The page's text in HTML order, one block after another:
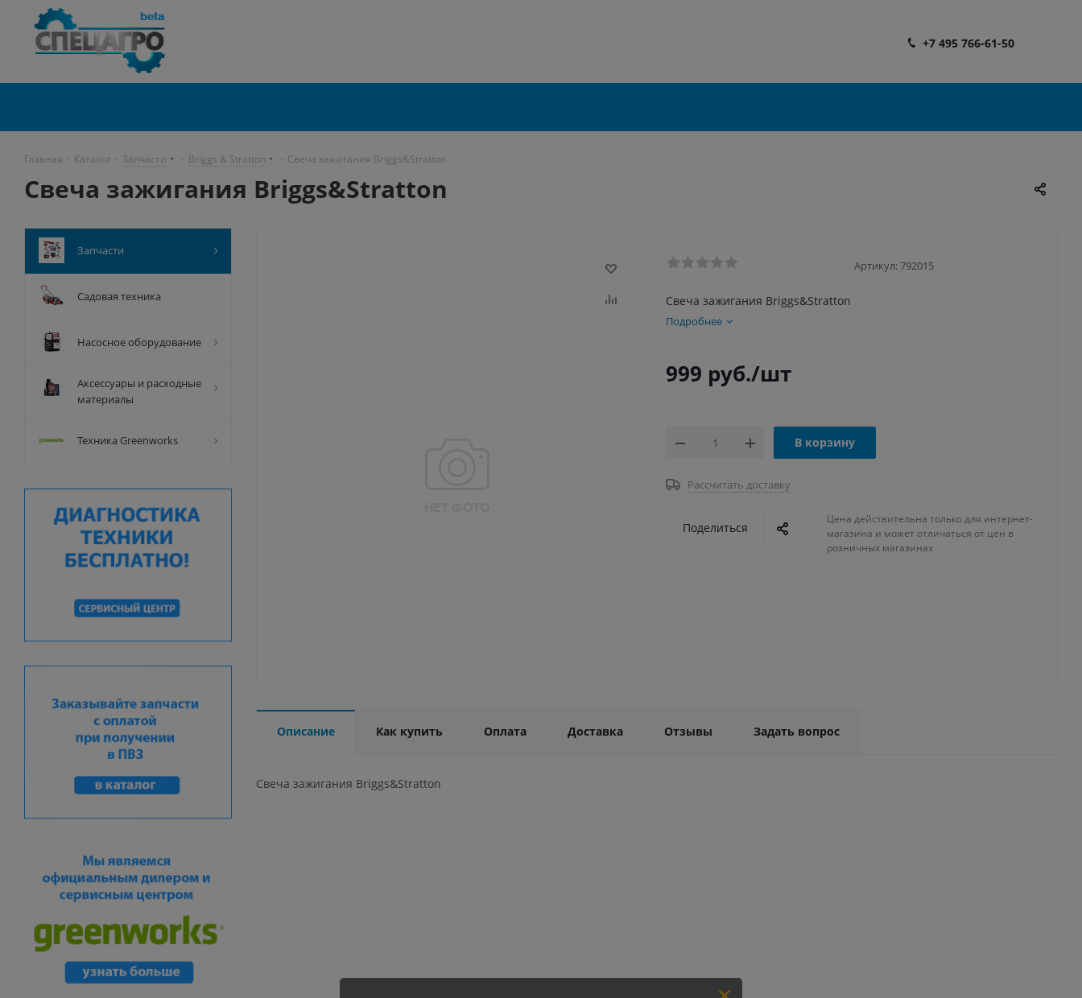
+7 495 766-61-50
Главная - Каталог - Запчасти - Briggs & Stratton - Свеча зажигания Briggs&Stratton
Свеча зажигания Briggs&Stratton
Артикул:792015
Свеча зажигания Briggs&Stratton
Подробнее
999 руб./шт
В корзину
Рассчитать доставку
Поделиться
Цена действительна только для интернет-
магазина и может отличаться от цен в
розничных магазинах
Описание Как купить Оплата Доставка Отзывы Задать вопрос
Свеча зажигания Briggs&Stratton
Запчасти
Садовая техника
Насосное оборудование
Аксессуары и расходные
материалы
Техника Greenworks